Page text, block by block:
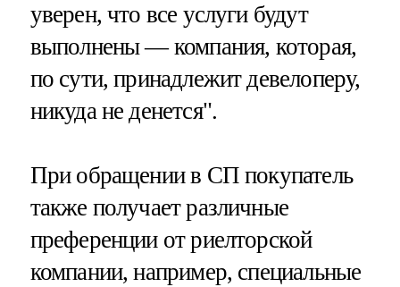
уверен, что все услуги будут
выполнены — компания, которая,
по сути, принадлежит девелоперу,
никуда не денется".
При обращении в СП покупатель
также получает различные
преференции от риелторской
компании, например, специальные